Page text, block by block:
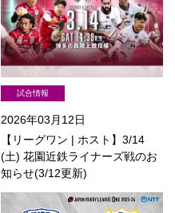
試合情報
2026年03月12日
【リーグワン | ホスト】3/14
(土) 花園近鉄ライナーズ戦のお
知らせ(3/12更新)